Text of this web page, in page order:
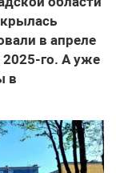
в апреле
2025-го. А уже
в